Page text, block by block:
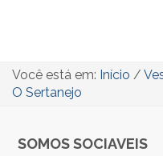
Você está em: Início /
O Sertanejo
SOMOS SOCIAVEIS